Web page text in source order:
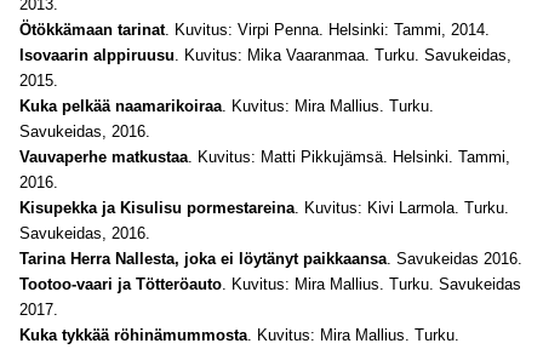
2013.
Ötökkämaan tarinat. Kuvitus: Virpi Penna. Helsinki: Tammi, 2014.
Isovaarin alppiruusu. Kuvitus: Mika Vaaranmaa. Turku. Savukeidas,
2015.
Kuka pelkää naamarikoiraa. Kuvitus: Mira Mallius. Turku.
Savukeidas, 2016.
Vauvaperhe matkustaa. Kuvitus: Matti Pikkujämsä. Helsinki. Tammi,
2016.
Kisupekka ja Kisulisu pormestareina. Kuvitus: Kivi Larmola. Turku.
Savukeidas, 2016.
Tarina Herra Nallesta, joka ei löytänyt paikkaansa. Savukeidas 2016.
Tootoo-vaari ja Tötteröauto. Kuvitus: Mira Mallius. Turku. Savukeidas
2017.
Kuka tykkää röhinämummosta. Kuvitus: Mira Mallius. Turku.